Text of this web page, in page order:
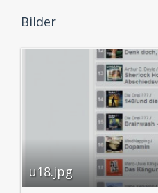
Bilder
u18.jpg